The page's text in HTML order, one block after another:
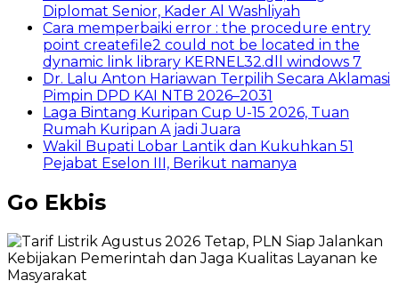
Diplomat Senior, Kader Al Washliyah
Cara memperbaiki error : the procedure entry
point createfile2 could not be located in the
dynamic link library KERNEL32.dll windows 7
Dr. Lalu Anton Hariawan Terpilih Secara Aklamasi
Pimpin DPD KAI NTB 2026–2031
Laga Bintang Kuripan Cup U-15 2026, Tuan
Rumah Kuripan A jadi Juara
Wakil Bupati Lobar Lantik dan Kukuhkan 51
Pejabat Eselon III, Berikut namanya
Go Ekbis